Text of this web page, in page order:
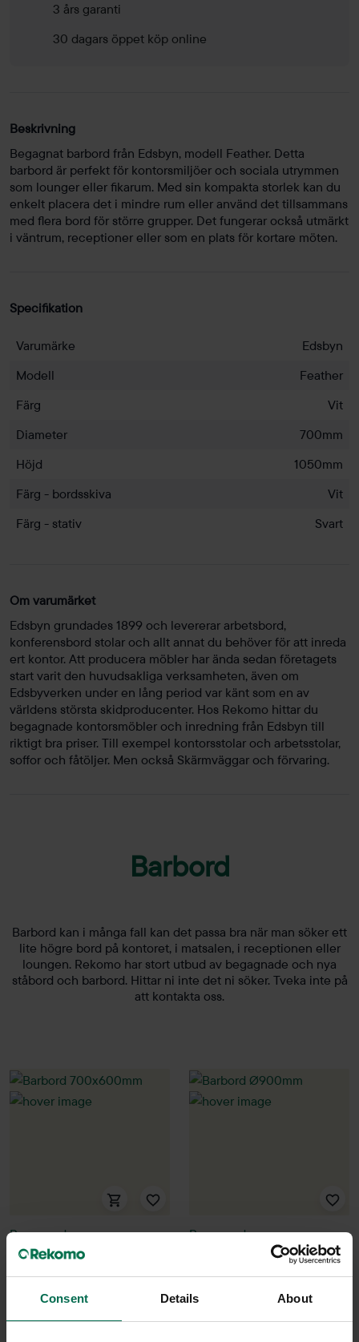
Consent Details About
3 års garanti
30 dagars öppet köp online
Beskrivning
Begagnat barbord från Edsbyn, modell Feather. Detta
barbord är perfekt för kontorsmiljöer och sociala utrymmen
som lounger eller fikarum. Med sin kompakta storlek kan du
enkelt placera det i mindre rum eller använd det tillsammans
med flera bord för större grupper. Det fungerar också utmärkt
i väntrum, receptioner eller som en plats för kortare möten.
Specifikation
Varumärke
Edsbyn
Modell
Feather
Färg
Vit
Diameter
700mm
Höjd
1050mm
Färg - bordsskiva
Vit
Färg - stativ
Svart
Om varumärket
Edsbyn grundades 1899 och levererar arbetsbord,
konferensbord stolar och allt annat du behöver för att inreda
ert kontor. Att producera möbler har ända sedan företagets
start varit den huvudsakliga verksamheten, även om
Edsbyverken under en lång period var känt som en av
världens största skidproducenter. Hos Rekomo hittar du
begagnade kontorsmöbler och inredning från Edsbyn till
riktigt bra priser. Till exempel kontorsstolar och arbetsstolar,
soffor och fåtöljer. Men också Skärmväggar och förvaring.
Barbord
Barbord kan i många fall kan det passa bra när man söker ett
lite högre bord på kontoret, i matsalen, i receptionen eller
loungen. Rekomo har stort utbud av begagnade och nya
ståbord och barbord. Hittar ni inte det ni söker. Tveka inte på
att kontakta oss.
Ragnars
Begagnad Begagnad